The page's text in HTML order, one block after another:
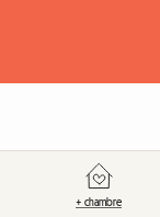
+ chambre